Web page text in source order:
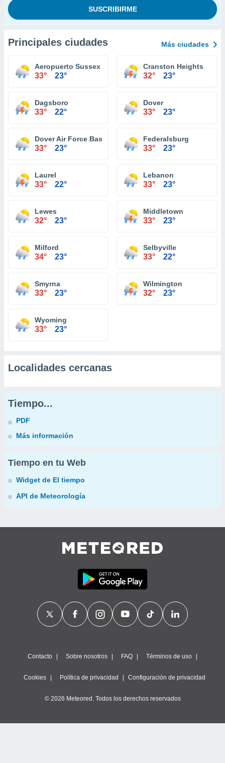
Principales ciudades Más ciudades
Aeropuerto Sussex Georgetown
33° 23°
Cranston Heights
32° 23°
Dagsboro
33° 22°
Dover
33° 23°
Dover Air Force Base
33° 23°
Federalsburg
33° 23°
Laurel
33° 22°
Lebanon
33° 23°
Lewes
32° 23°
Middletown
33° 23°
Milford
34° 23°
Selbyville
33° 22°
Smyrna
33° 23°
Wilmington
32° 23°
Wyoming
33° 23°
Localidades cercanas
Tiempo...
PDF
Más información
Tiempo en tu Web
Widget de El tiempo
API de Meteorología
Contacto Sobre nosotros FAQ Términos de uso
Cookies Política de privacidad Configuración de privacidad
© 2026 Meteored. Todos los derechos reservados